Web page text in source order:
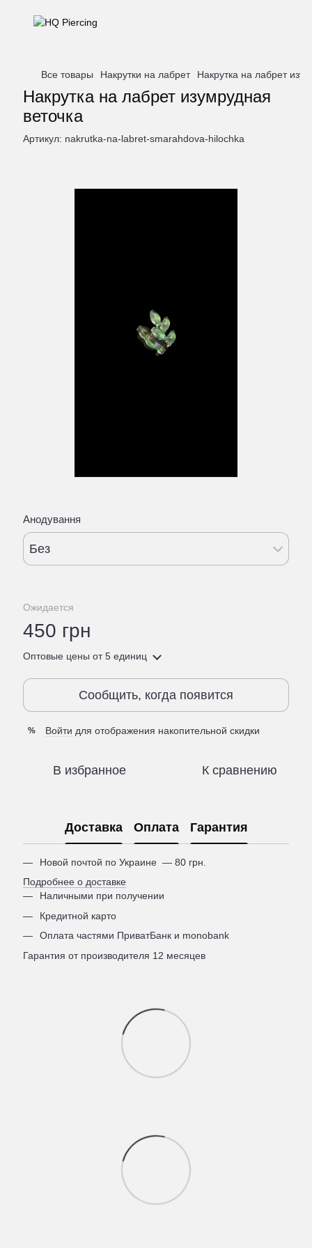
Все товары Накрутки на лабрет Накрутка на лабрет
Накрутка на лабрет изумрудная
веточка
Артикул: nakrutka-na-labret-smarahdova-hilochka
Анодування
Без
Ожидается
450 грн
Оптовые цены от 5 единиц
Сообщить, когда появится
% Войти для отображения накопительной скидки
В избранное К сравнению
Доставка Оплата Гарантия
Новой почтой по Украине — 80 грн.
Подробнее о доставке
Наличными при получении
Кредитной карто
Оплата частями ПриватБанк и monobank
Гарантия от производителя 12 месяцев